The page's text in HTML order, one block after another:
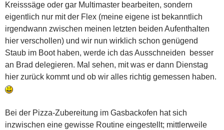
Kreisssäge oder gar Multimaster bearbeiten, sondern
eigentlich nur mit der Flex (meine eigene ist bekanntlich
irgendwann zwischen meinen letzten beiden Aufenthalten
hier verschollen) und wir nun wirklich schon genügend
Staub im Boot haben, werde ich das Ausschneiden besser
an Brad delegieren. Mal sehen, mit was er dann Dienstag
hier zurück kommt und ob wir alles richtig gemessen haben.
Bei der Pizza-Zubereitung im Gasbackofen hat sich
inzwischen eine gewisse Routine eingestellt; mittlerweile